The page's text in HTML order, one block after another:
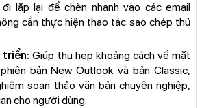
lặp lại để chèn nhanh vào các email
cần thực hiện thao tác sao chép thủ
triển: Giúp thu hẹp khoảng cách về mặt
bản New Outlook và bản Classic,
soạn thảo văn bản chuyên nghiệp,
cho người dùng.